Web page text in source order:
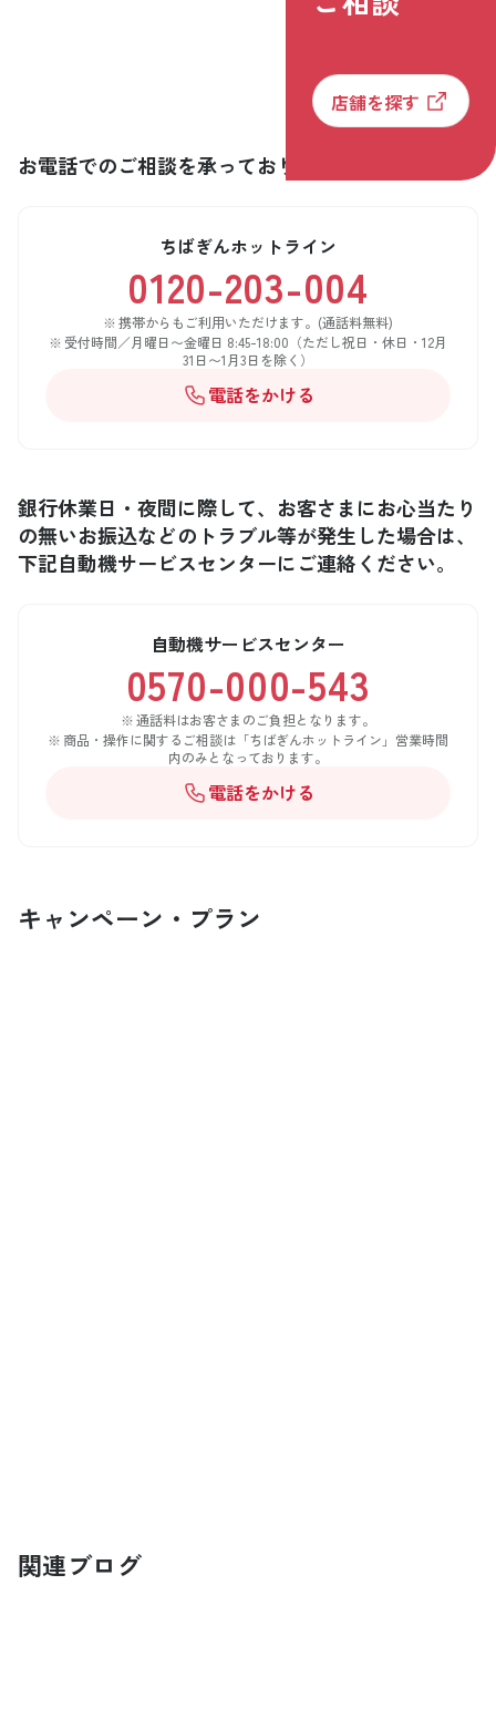
店舗を探す
お電話でのご相談を承っております
ちばぎんホットライン
0120-203-004
携帯からもご利用いただけます。(通話料無料)
受付時間／月曜日〜金曜日 8:45-18:00（ただし祝日・休日・12月
31日〜1月3日を除く）
電話をかける
銀行休業日・夜間に際して、お客さまにお心当たり
の無いお振込などのトラブル等が発生した場合は、
下記自動機サービスセンターにご連絡ください。
自動機サービスセンター
0570-000-543
通話料はお客さまのご負担となります。
商品・操作に関するご相談は「ちばぎんホットライン」営業時間
内のみとなっております。
電話をかける
キャンペーン・プラン
関連ブログ